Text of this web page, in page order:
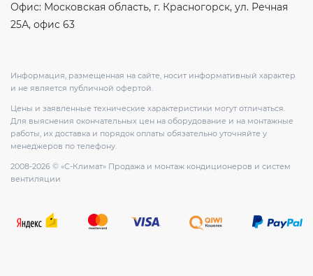
Офис: Московская область, г. Красногорск, ул. Речная
25А, офис 63
Информация, размещенная на сайте, носит информативный характер
и не является публичной офертой.
Цены и заявленные технические характеристики могут отличаться.
Для выяснения окончательных цен на оборудование и на монтажные
работы, их доставка и порядок оплаты обязательно уточняйте у
менеджеров по телефону.
2008-2026 © «С-Климат» Продажа и монтаж кондиционеров и систем
вентиляции